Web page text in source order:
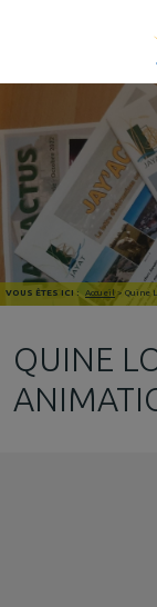
VOUS ÊTES ICI : Accueil > Quine
QUINE